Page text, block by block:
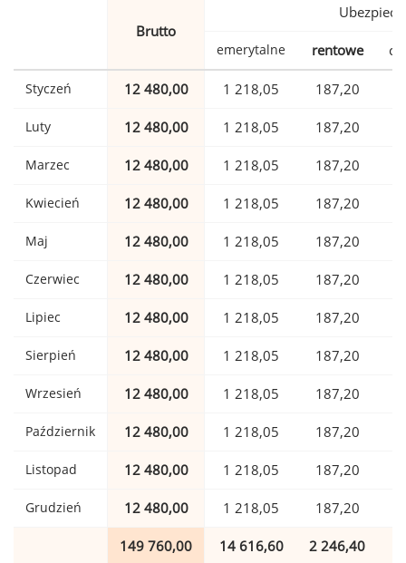
Brutto
emerytalne rentowe
Styczeń 12 480,00 1 218,05 187,20
Luty 12 480,00 1 218,05 187,20
Marzec 12 480,00 1 218,05 187,20
Kwiecień 12 480,00 1 218,05 187,20
Maj 12 480,00 1 218,05 187,20
Czerwiec 12 480,00 1 218,05 187,20
Lipiec 12 480,00 1 218,05 187,20
Sierpień 12 480,00 1 218,05 187,20
Wrzesień 12 480,00 1 218,05 187,20
Październik 12 480,00 1 218,05 187,20
Listopad 12 480,00 1 218,05 187,20
Grudzień 12 480,00 1 218,05 187,20
149 760,00 14 616,60 2 246,40